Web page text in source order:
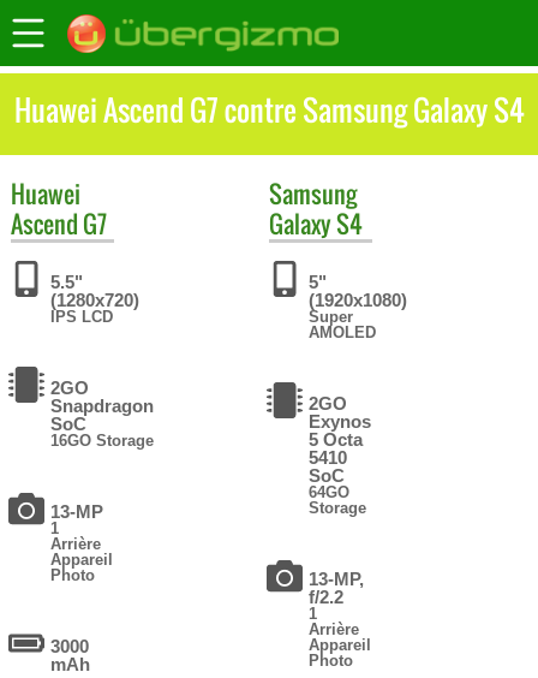
Huawei Ascend G7 contre Samsung Galaxy S4
Huawei
Ascend G7
5.5"
(1280x720)
IPS LCD
2GO
Snapdragon
SoC
16GO Storage
13-MP
1
Arrière
Appareil
Photo
3000
mAh
Samsung
Galaxy S4
5"
(1920x1080)
Super
AMOLED
2GO
Exynos
5 Octa
5410
SoC
64GO
Storage
13-MP,
f/2.2
1
Arrière
Appareil
Photo